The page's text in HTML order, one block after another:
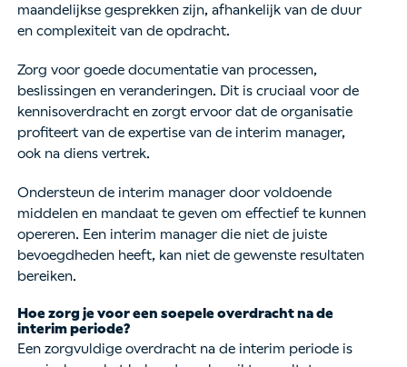
maandelijkse gesprekken zijn, afhankelijk van de duur
en complexiteit van de opdracht.
Zorg voor goede documentatie van processen,
beslissingen en veranderingen. Dit is cruciaal voor de
kennisoverdracht en zorgt ervoor dat de organisatie
profiteert van de expertise van de interim manager,
ook na diens vertrek.
Ondersteun de interim manager door voldoende
middelen en mandaat te geven om effectief te kunnen
opereren. Een interim manager die niet de juiste
bevoegdheden heeft, kan niet de gewenste resultaten
bereiken.
Hoe zorg je voor een soepele overdracht na de
interim periode?
Een zorgvuldige overdracht na de interim periode is